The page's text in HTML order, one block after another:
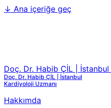
↓ Ana içeriğe geç
Doç. Dr. Habib ÇİL |
Doç. Dr. Habib ÇİL | İstanbul
Kardiyoloji Uzmanı
Hakkımda